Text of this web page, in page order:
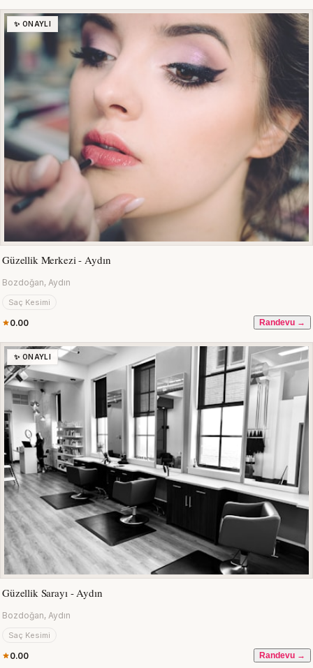
✨ ONAYLI
Güzellik Merkezi - Aydın
Bozdoğan, Aydın
Saç Kesimi
0.00 Randevu →
✨ ONAYLI
Güzellik Sarayı - Aydın
Bozdoğan, Aydın
Saç Kesimi
0.00 Randevu →